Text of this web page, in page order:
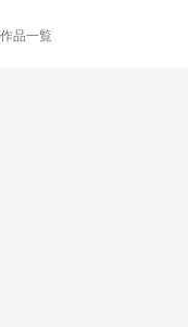
品一覧